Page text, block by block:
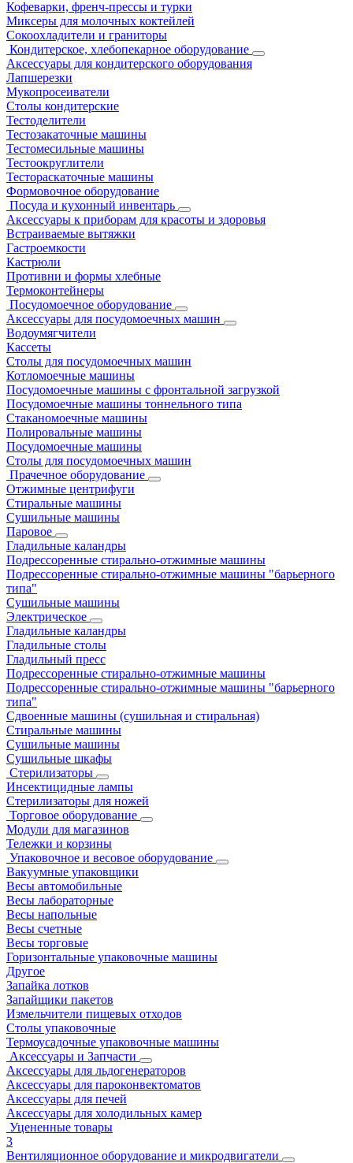
Кофеварки, френч-прессы и турки
Миксеры для молочных коктейлей
Сокоохладители и граниторы
Кондитерское, хлебопекарное оборудование
Аксессуары для кондитерского оборудования
Лапшерезки
Мукопросеиватели
Столы кондитерские
Тестоделители
Тестозакаточные машины
Тестомесильные машины
Тестоокруглители
Тестораскаточные машины
Формовочное оборудование
Посуда и кухонный инвентарь
Аксессуары к приборам для красоты и здоровья
Встраиваемые вытяжки
Гастроемкости
Кастрюли
Противни и формы хлебные
Термоконтейнеры
Посудомоечное оборудование
Аксессуары для посудомоечных машин
Водоумягчители
Кассеты
Столы для посудомоечных машин
Котломоечные машины
Посудомоечные машины с фронтальной загрузкой
Посудомоечные машины тоннельного типа
Стаканомоечные машины
Полировальные машины
Посудомоечные машины
Столы для посудомоечных машин
Прачечное оборудование
Отжимные центрифуги
Стиральные машины
Сушильные машины
Паровое
Гладильные каландры
Подрессоренные стирально-отжимные машины
Подрессоренные стирально-отжимные машины "барьерного
типа"
Сушильные машины
Электрическое
Гладильные каландры
Гладильные столы
Гладильный пресс
Подрессоренные стирально-отжимные машины
Подрессоренные стирально-отжимные машины "барьерного
типа"
Сдвоенные машины (сушильная и стиральная)
Стиральные машины
Сушильные машины
Сушильные шкафы
Стерилизаторы
Инсектицидные лампы
Стерилизаторы для ножей
Торговое оборудование
Модули для магазинов
Тележки и корзины
Упаковочное и весовое оборудование
Вакуумные упаковщики
Весы автомобильные
Весы лабораторные
Весы напольные
Весы счетные
Весы торговые
Горизонтальные упаковочные машины
Другое
Запайка лотков
Запайщики пакетов
Измельчители пищевых отходов
Столы упаковочные
Термоусадочные упаковочные машины
Аксессуары и Запчасти
Аксессуары для льдогенераторов
Аксессуары для пароконвектоматов
Аксессуары для печей
Аксессуары для холодильных камер
Уцененные товары
3
Вентиляционное оборудование и микродвигатели